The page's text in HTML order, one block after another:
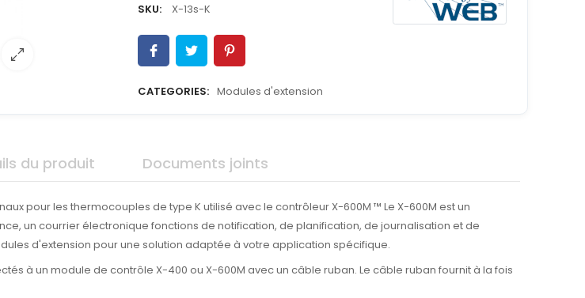
SKU:
X-13s-K
CATEGORIES: Modules d'extension
du produit Documents joints
pour les thermocouples de type K utilisé avec le contrôleur X-600M ™ Le X-600M est un
un courrier électronique fonctions de notification, de planification, de journalisation et de
d'extension pour une solution adaptée à votre application spécifique.
à un module de contrôle X-400 ou X-600M avec un câble ruban. Le câble ruban fournit à la fois